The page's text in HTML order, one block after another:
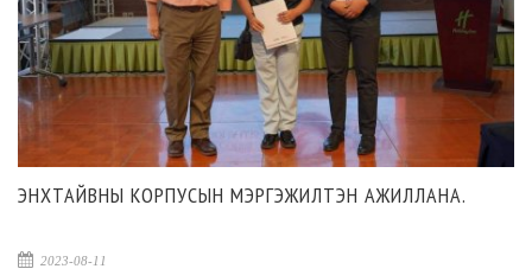
ЭНХТАЙВНЫ КОРПУСЫН МЭРГЭЖИЛТЭН АЖИЛЛАНА.
2023-08-11